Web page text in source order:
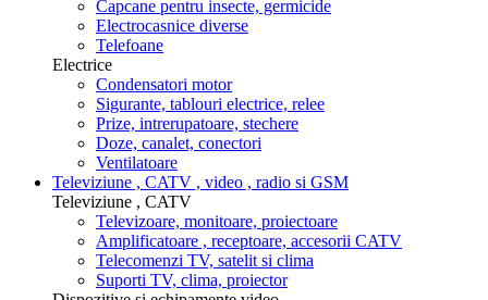
Capcane pentru insecte, germicide
Electrocasnice diverse
Telefoane
Electrice
Condensatori motor
Sigurante, tablouri electrice, relee
Prize, intrerupatoare, stechere
Doze, canalet, conectori
Ventilatoare
Televiziune , CATV , video , radio si GSM
Televiziune , CATV
Televizoare, monitoare, proiectoare
Amplificatoare , receptoare, accesorii CATV
Telecomenzi TV, satelit si clima
Suporti TV, clima, proiector